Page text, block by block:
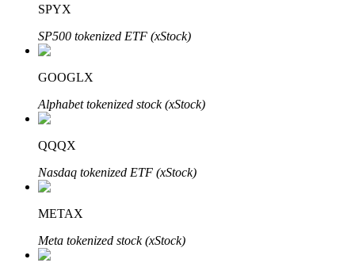
الاستثمار التلقائي
احصل على أرباح طويلة الأجل وفوائد مرنة
SPYX
SP500 tokenized ETF (xStock)
GOOGLX
Alphabet tokenized stock (xStock)
QQQX
Nasdaq tokenized ETF (xStock)
METAX
Meta tokenized stock (xStock)